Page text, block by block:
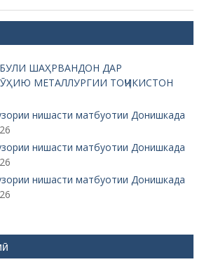
ШАҲРВАНДОН ДАР
МЕТАЛЛУРГИИ ТОҶИКИСТОН
нишасти матбуотии Донишкада
нишасти матбуотии Донишкада
нишасти матбуотии Донишкада